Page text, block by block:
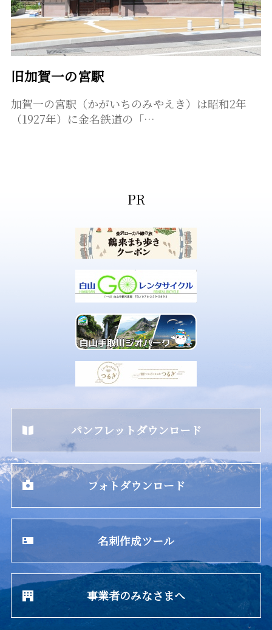
旧加賀一の宮駅
加賀一の宮駅（かがいちのみやえき）は昭和2年
（1927年）に金名鉄道の「…
パンフレットダウンロード
フォトダウンロード
名刺作成ツール
事業者のみなさまへ